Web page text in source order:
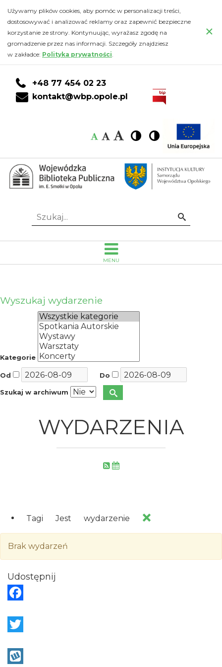
Events
tagged
with
wydarzenie
Biblioteka
Publiczna
im.
Emanuela
Smołki
do
głównej
treści
DO
KONTA
CZYTELNIKA
DO
WYSZUKIWARKI
do
stopki
Używamy plików cookies, aby pomóc w personalizacji treści,
dostosowywać i analizować reklamy oraz zapewnić bezpieczne
korzystanie ze strony. Kontynuując, wyrażasz zgodę na
gromadzenie przez nas informacji. Szczegóły znajdziesz
w zakładce: Polityka prywatności.
×
+48 77 454 02 23
kontakt@wbp.opole.pl
Czcionka:
Czcionka
Czcionka
Czcionka
Wysoki
kontrast
Wysoki
kontrast
Idź
Szukaj...
MENU
Wyszukaj wydarzenie
Kategorie
Od Do
Szukaj w archiwum
WYDARZENIA
Tagi Jest wydarzenie
Brak wydarzeń
Udostępnij
a
e
w